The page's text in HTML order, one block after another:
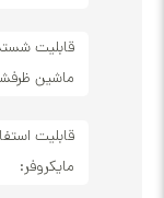
قابلیت شستشو در
ماشین ظرفشویی:
قابلیت استفاده در